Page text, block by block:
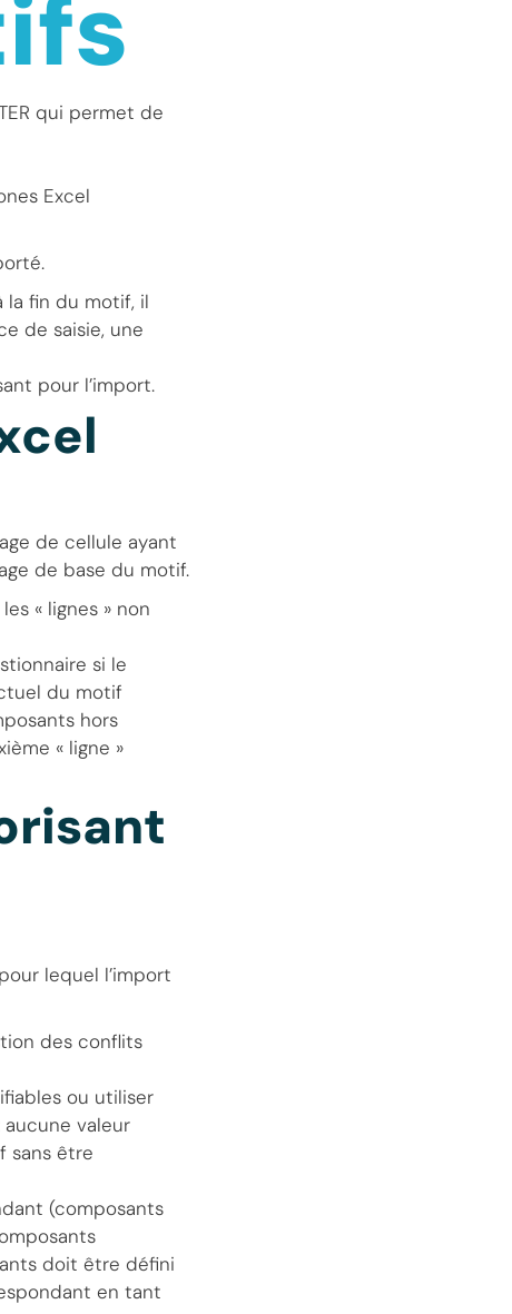
qui permet de
Excel
la fin du motif, il
de saisie, une
pour l’import.
de cellule ayant
de base du motif.
« lignes » non
si le
du motif
hors
« ligne »
lequel l’import
des conflits
ou utiliser
valeur
sans être
(composants
doit être défini
en tant